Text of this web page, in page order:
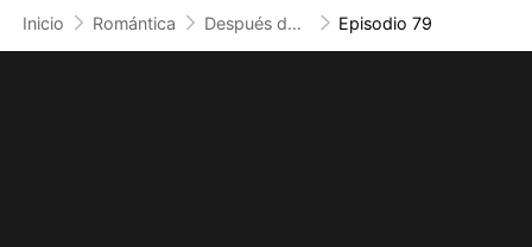
Inicio Romántica Después de 33 veces, dejo de amarte (Doblado) Episodio 79